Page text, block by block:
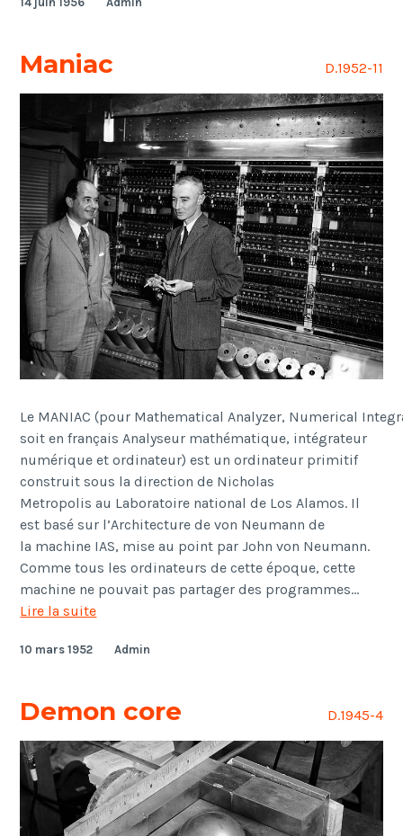
Maniac D.1952-11
Le MANIAC (pour Mathematical Analyzer, Numerical
soit en français Analyseur mathématique, intégrateur
numérique et ordinateur) est un ordinateur primitif
construit sous la direction de Nicholas
Metropolis au Laboratoire national de Los Alamos. Il
est basé sur l’Architecture de von Neumann de
la machine IAS, mise au point par John von Neumann.
Comme tous les ordinateurs de cette époque, cette
machine ne pouvait pas partager des programmes…
Lire la suiteManiac
10 mars 1952 Admin
Demon core D.1945-4